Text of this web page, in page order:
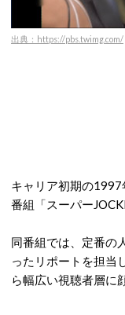
出典：https://pbs.twimg.com/
キャリア初期の
番組「スーパー
同番組では、定番の
ったリポートを担当
ら幅広い視聴者層に